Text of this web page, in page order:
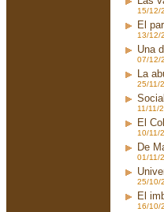
15/12/
El
13/12/
Una
07/12/
La
25/11/
11/11/
El
10/11/
De
01/11/
25/10/
El
16/10/